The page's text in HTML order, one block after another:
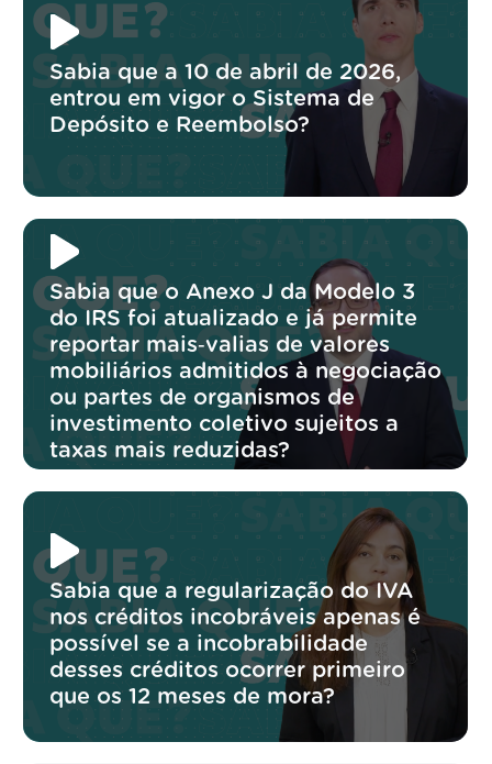
Sabia que a 10 de abril de 2026,
entrou em vigor o Sistema de
Depósito e Reembolso?
Sabia que o Anexo J da Modelo 3
do IRS foi atualizado e já permite
reportar mais‑valias de valores
mobiliários admitidos à negociação
ou partes de organismos de
investimento coletivo sujeitos a
taxas mais reduzidas?
Sabia que a regularização do IVA
nos créditos incobráveis apenas é
possível se a incobrabilidade
desses créditos ocorrer primeiro
que os 12 meses de mora?